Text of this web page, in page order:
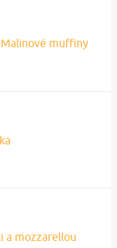
muffiny
a mozzarellou